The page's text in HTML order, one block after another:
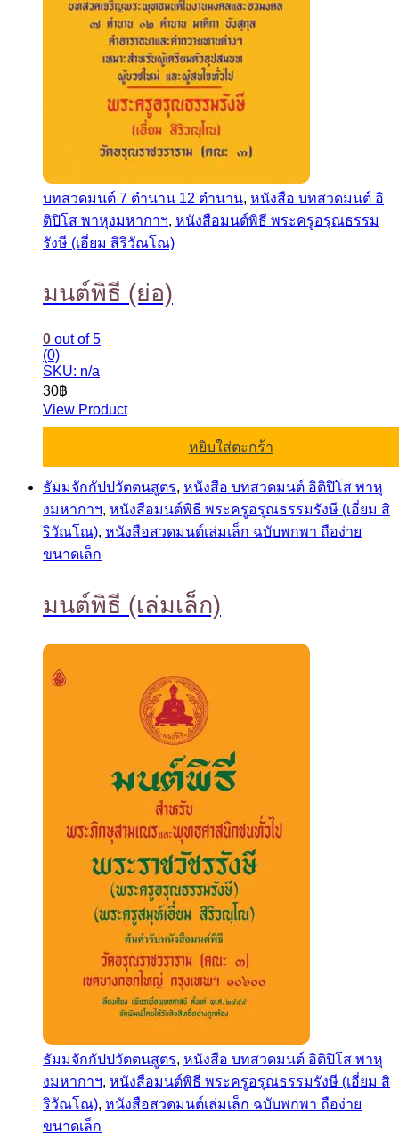
บทสวดมนต์ 7 ตำนาน 12 ตำนาน, หนังสือ บทสวดมนต์ อิ
ติปิโส พาหุงมหากาฯ, หนังสือมนต์พิธี พระครูอรุณธรรม
รังษี (เอี่ยม สิริวัณโณ)
มนต์พิธี (ย่อ)
0 out of 5
(0)
SKU: n/a
30฿
View Product
หยิบใส่ตะกร้า
ธัมมจักกัปปวัตตนสูตร, หนังสือ บทสวดมนต์ อิติปิโส พาหุ
งมหากาฯ, หนังสือมนต์พิธี พระครูอรุณธรรมรังษี (เอี่ยม สิ
ริวัณโณ), หนังสือสวดมนต์เล่มเล็ก ฉบับพกพา ถือง่าย
ขนาดเล็ก
มนต์พิธี (เล่มเล็ก)
ธัมมจักกัปปวัตตนสูตร, หนังสือ บทสวดมนต์ อิติปิโส พาหุ
งมหากาฯ, หนังสือมนต์พิธี พระครูอรุณธรรมรังษี (เอี่ยม สิ
ริวัณโณ), หนังสือสวดมนต์เล่มเล็ก ฉบับพกพา ถือง่าย
ขนาดเล็ก